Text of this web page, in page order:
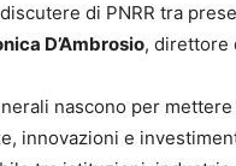
di PNRR tra
D’Ambrosio, direttore
nascono per
innovazioni e